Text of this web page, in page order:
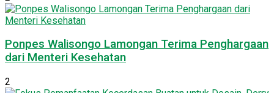
Ponpes Walisongo Lamongan Terima Penghargaan
dari Menteri Kesehatan
2